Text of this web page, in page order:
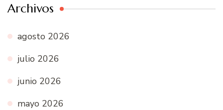
Archivos
agosto 2026
julio 2026
junio 2026
mayo 2026